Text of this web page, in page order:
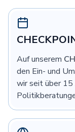
Auf unserem
den Ein- und
wir seit über 15